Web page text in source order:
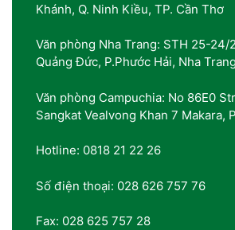
Khánh, Q. Ninh Kiều, TP. Cần Thơ
Văn phòng Nha Trang: STH 25-
Quảng Đức, P.Phước Hải, Nha Trang
Văn phòng Campuchia: No 86E0
Sangkat Vealvong Khan 7 Makara,
Hotline: 0818 21 22 26
Số điện thoại: 028 626 757 76
Fax: 028 625 757 28